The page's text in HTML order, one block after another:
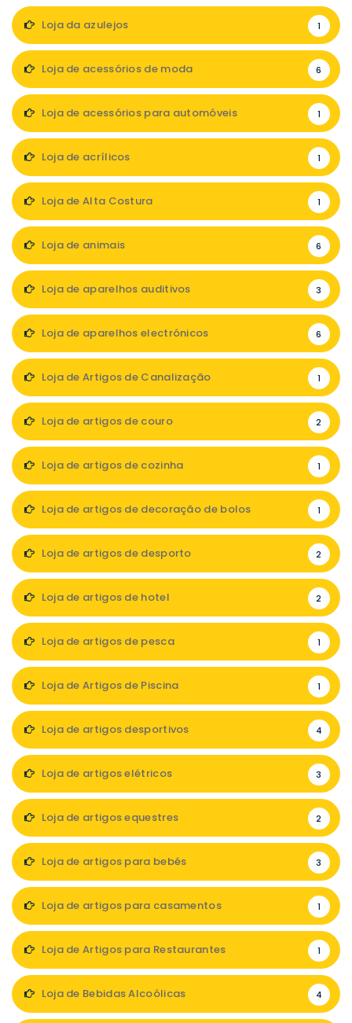
Loja da azulejos 1
Loja de acessórios de moda 6
Loja de acessórios para automóveis 1
Loja de acrílicos 1
Loja de Alta Costura 1
Loja de animais 6
Loja de aparelhos auditivos 3
Loja de aparelhos electrónicos 6
Loja de Artigos de Canalização 1
Loja de artigos de couro 2
Loja de artigos de cozinha 1
Loja de artigos de decoração de bolos 1
Loja de artigos de desporto 2
Loja de artigos de hotel 2
Loja de artigos de pesca 1
Loja de Artigos de Piscina 1
Loja de artigos desportivos 4
Loja de artigos elétricos 3
Loja de artigos equestres 2
Loja de artigos para bebés 3
Loja de artigos para casamentos 1
Loja de Artigos para Restaurantes 1
Loja de Bebidas Alcoólicas 4